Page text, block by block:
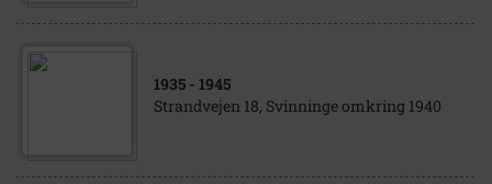
1935 - 1945
Strandvejen 18, Svinninge omkring 1940